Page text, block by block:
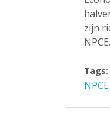
zijn
NPCE.
Tags:
NPCE